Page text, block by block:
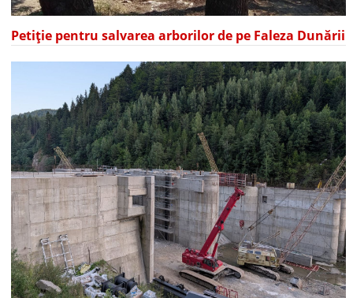
Petiție pentru salvarea arborilor de pe Faleza Dunării